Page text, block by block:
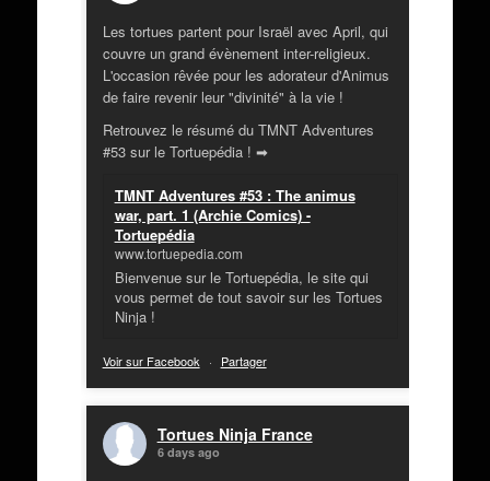
Les tortues partent pour Israël avec April, qui
couvre un grand évènement inter-religieux.
L'occasion rêvée pour les adorateur d'Animus
de faire revenir leur "divinité" à la vie !
Retrouvez le résumé du TMNT Adventures
#53 sur le Tortuepédia ! ➡
TMNT Adventures #53 : The animus
war, part. 1 (Archie Comics) -
Tortuepédia
www.tortuepedia.com
Bienvenue sur le Tortuepédia, le site qui
vous permet de tout savoir sur les Tortues
Ninja !
Voir sur Facebook · Partager
Tortues Ninja France
6 days ago